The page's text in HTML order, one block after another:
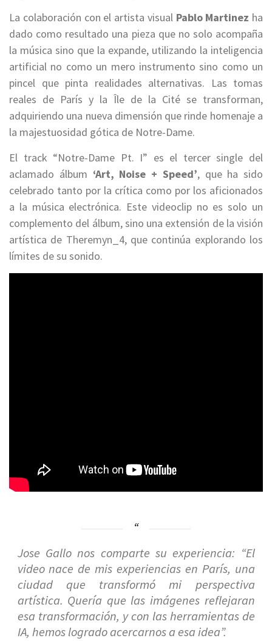
La colaboración con el artista visual Pablo Martinez ha
dado como resultado una pieza que no solo acompaña
la música sino que la expande, utilizando la inteligencia
artificial no como un mero instrumento sino como un
pincel que pinta realidades alternativas. Las tomas
reales de París y la Île de la Cité se transforman,
adquiriendo una nueva dimensión que rinde homenaje a
la majestuosidad gótica de Notre-Dame.
El track “Notre-Dame Pt. I” es el tercer single del
aclamado álbum ‘Art, Noise + Speed’, que ha sido
celebrado tanto por la crítica como por los aficionados
a la música electrónica. Este videoclip no es solo un
complemento del álbum, sino una extensión de la visión
artística de Theremyn_4, que continúa explorando los
límites de su sonido.
Jose Gallo nos comparte su experiencia: “El
video nace de mis experiencias en París, una
ciudad que transformó mi perspectiva
artística. Quería que las imágenes reflejaran
esa transformación, y con las herramientas de
IA, hemos logrado acercarnos a esa idea”.